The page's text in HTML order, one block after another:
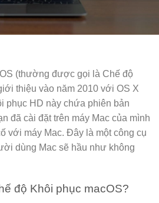
(thường được gọi là Chế độ
thiệu vào năm 2010 với OS X
phục HD này chứa phiên bản
đã cài đặt trên máy Mac của mình
với máy Mac. Đây là một công cụ
dùng Mac sẽ hầu như không
độ Khôi phục macOS?